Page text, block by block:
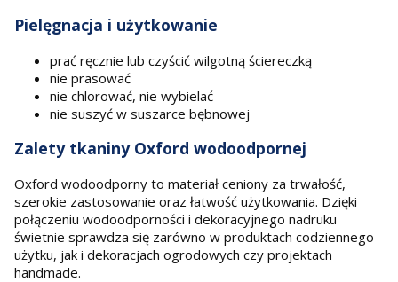
Pielęgnacja i użytkowanie
prać ręcznie lub czyścić wilgotną ściereczką
nie prasować
nie chlorować, nie wybielać
nie suszyć w suszarce bębnowej
Zalety tkaniny Oxford wodoodpornej
Oxford wodoodporny to materiał ceniony za trwałość,
szerokie zastosowanie oraz łatwość użytkowania. Dzięki
połączeniu wodoodporności i dekoracyjnego nadruku
świetnie sprawdza się zarówno w produktach codziennego
użytku, jak i dekoracjach ogrodowych czy projektach
handmade.